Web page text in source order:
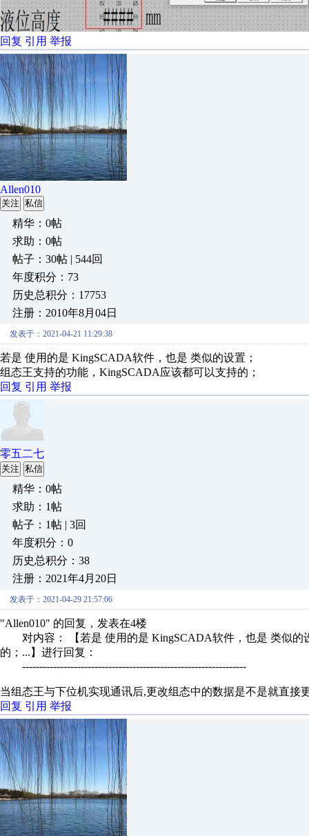
回复 引用 举报
Allen010
关注 私信
精华：0帖
求助：0帖
帖子：30帖 | 544回
年度积分：73
历史总积分：17753
注册：2010年8月04日
发表于：2021-04-21 11:29:38
若是 使用的是 KingSCADA软件，也是 类似的设置；
组态王支持的功能，KingSCADA应该都可以支持的；
回复 引用 举报
零五二七
关注 私信
精华：0帖
求助：1帖
帖子：1帖 | 3回
年度积分：0
历史总积分：38
注册：2021年4月20日
发表于：2021-04-29 21:57:06
"Allen010" 的回复，发表在4楼
对内容： 【若是 使用的是 KingSCADA软件，也是 类似的
的；...】进行回复：
-----------------------------------------------------------------
当组态王与下位机实现通讯后,更改组态中的数据是不是就直接
回复 引用 举报